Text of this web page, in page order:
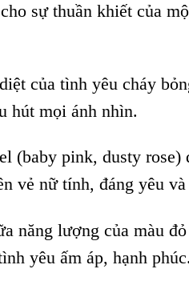
sự thuần khiết của
của tình yêu cháy
hút mọi ánh nhìn.
(baby pink, dusty rose)
vẻ nữ tính, đáng yêu
năng lượng của màu
yêu ấm áp, hạnh phúc.